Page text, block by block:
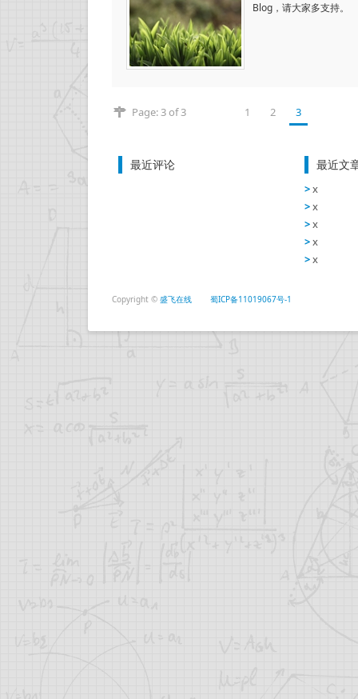
Blog，请大家多支持。
Page: 3 of 3 1 2 3
最近评论
最近文
x
x
x
x
x
Copyright © 盛飞在线 蜀ICP备11019067号-1